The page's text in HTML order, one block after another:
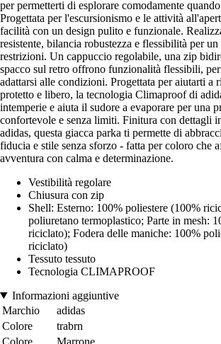
per permetterti di esplorare comodamente
Progettata per l'escursionismo e le attività
facilità con un design pulito e funzionale.
resistente, bilancia robustezza e flessibilità per
restrizioni. Un cappuccio regolabile, una zip
spacco sul retro offrono funzionalità flessibili,
adattarsi alle condizioni. Progettata per aiutarti a
protetto e libero, la tecnologia Climaproof di
intemperie e aiuta il sudore a evaporare per una
confortevole e senza limiti. Finitura con dettagli
adidas, questa giacca parka ti permette di
fiducia e stile senza sforzo - fatta per coloro che
avventura con calma e determinazione.
Vestibilità regolare
Chiusura con zip
Shell: Esterno: 100% poliestere (100%
poliuretano termoplastico; Parte in mesh:
riciclato); Fodera delle maniche: 100%
riciclato)
Tessuto tessuto
Tecnologia CLIMAPROOF
Informazioni aggiuntive
Marchio
adidas
Colore
trabrn
Colore
Marrone